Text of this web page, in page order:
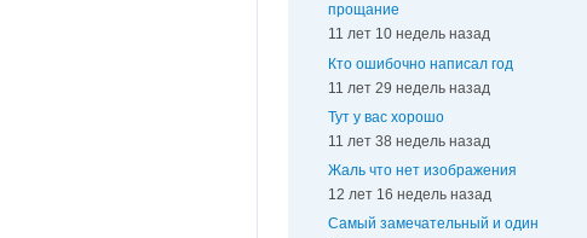
прощание
11 лет 10 недель назад
Кто ошибочно написал год
11 лет 29 недель назад
Тут у вас хорошо
11 лет 38 недель назад
Жаль что нет изображения
12 лет 16 недель назад
Самый замечательный и один